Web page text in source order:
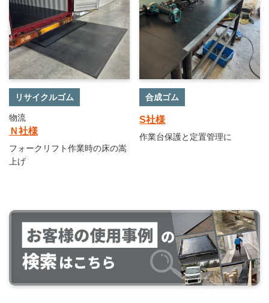
リサイクルゴム
物流
Ｎ社様
フォークリフト作業時の床の嵩
上げ
合成ゴム
S社様
作業台保護と定置管理に